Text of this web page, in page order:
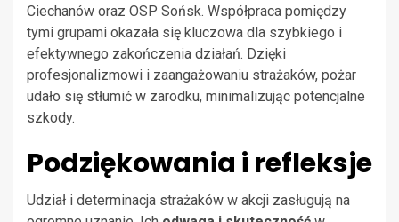
Ciechanów oraz OSP Sońsk. Współpraca pomiędzy
tymi grupami okazała się kluczowa dla szybkiego i
efektywnego zakończenia działań. Dzięki
profesjonalizmowi i zaangażowaniu strażaków, pożar
udało się stłumić w zarodku, minimalizując potencjalne
szkody.
Podziękowania i refleksje
Udział i determinacja strażaków w akcji zasługują na